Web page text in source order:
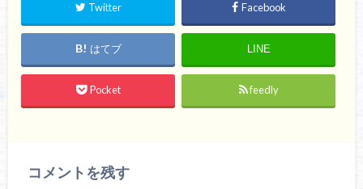
Twitter Facebook
はてブ LINE
Pocket feedly
コメントを残す